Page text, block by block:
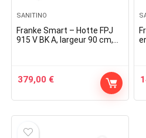
SANITINO
Franke Smart – Hotte FPJ
915 V BK A, largeur 90 cm,
379,00 €